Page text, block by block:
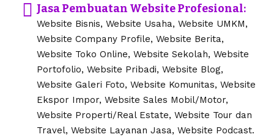
Jasa Pembuatan Website Profesional:
Website Bisnis, Website Usaha, Website UMKM,
Website Company Profile, Website Berita,
Website Toko Online, Website Sekolah, Website
Portofolio, Website Pribadi, Website Blog,
Website Galeri Foto, Website Komunitas, Website
Ekspor Impor, Website Sales Mobil/Motor,
Website Properti/Real Estate, Website Tour dan
Travel, Website Layanan Jasa, Website Podcast.